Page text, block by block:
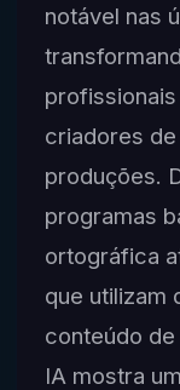
notável nas
criadores
produções.
programas
ortográfica
que utilizam
conteúdo de
IA mostra